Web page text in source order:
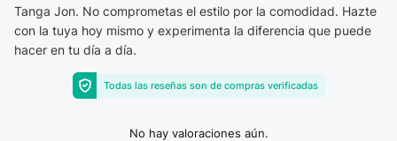
Tanga Jon. No comprometas el estilo por la comodidad. Hazte
con la tuya hoy mismo y experimenta la diferencia que puede
hacer en tu día a día.
Todas las reseñas son de compras verificadas
No hay valoraciones aún.